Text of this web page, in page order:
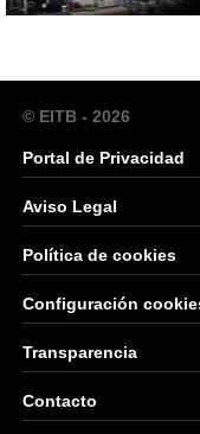
© EITB - 2026
Portal de Privacidad
Aviso Legal
Política de cookies
Configuración
Transparencia
Contacto